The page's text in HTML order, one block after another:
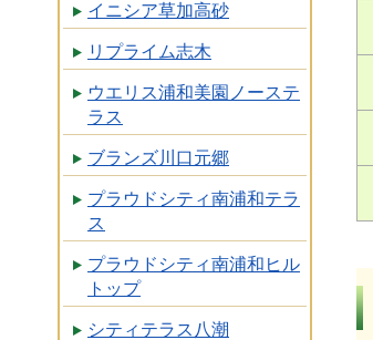
イニシア草加高砂
リプライム志木
ウエリス浦和美園ノーステ
ラス
ブランズ川口元郷
プラウドシティ南浦和テラ
ス
プラウドシティ南浦和ヒル
トップ
シティテラス八潮